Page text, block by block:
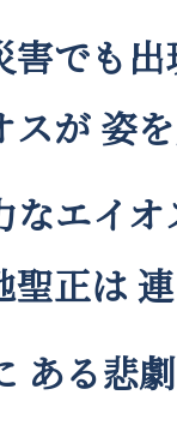
害でも
スが 姿
なエイ
聖正は
ある悲